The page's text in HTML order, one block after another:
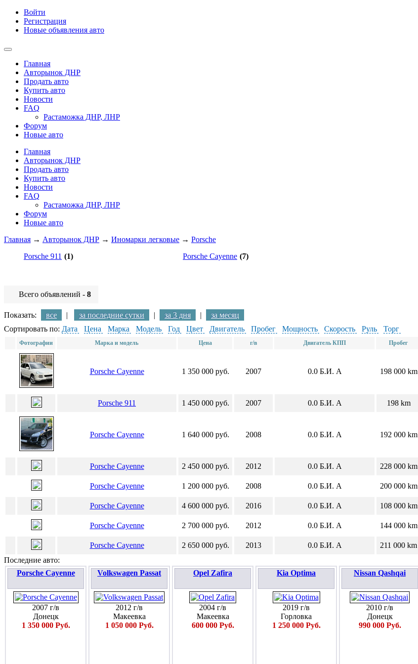
Войти
Регистрация
Новые объявления авто
Главная
Авторынок ДНР
Продать авто
Купить авто
Новости
FAQ
Растаможка ДНР, ЛНР
Форум
Новые авто
Главная
Авторынок ДНР
Продать авто
Купить авто
Новости
FAQ
Растаможка ДНР, ЛНР
Форум
Новые авто
Главная → Авторынок ДНР → Иномарки легковые → Porsche
Porsche 911 (1) Porsche Cayenne (7)
Всего объявлений - 8
Показать: все | за последние сутки | за 3 дня | за месяц
Сортировать по: Дата Цена Марка Модель Год Цвет Двигатель Пробег Мощность Скорость Руль Торг
Фотографии Марка и модель Цена г/в Двигатель КПП Пробег
Porsche Cayenne 1 350 000 руб. 2007 0.0 Б.И. А 198 000 km
Porsche 911 1 450 000 руб. 2007 0.0 Б.И. А 198 km
Porsche Cayenne 1 640 000 руб. 2008 0.0 Б.И. А 192 000 km
Porsche Cayenne 2 450 000 руб. 2012 0.0 Б.И. А 228 000 km
Porsche Cayenne 1 200 000 руб. 2008 0.0 Б.И. А 200 000 km
Porsche Cayenne 4 600 000 руб. 2016 0.0 Б.И. А 108 000 km
Porsche Cayenne 2 700 000 руб. 2012 0.0 Б.И. А 144 000 km
Porsche Cayenne 2 650 000 руб. 2013 0.0 Б.И. А 211 000 km
Последние авто:
Porsche Cayenne
2007 г/в
Донецк
1 350 000 Руб.
Volkswagen Passat
2012 г/в
Макеевка
1 050 000 Руб.
Opel Zafira
2004 г/в
Макеевка
600 000 Руб.
Kia Optima
2019 г/в
Горловка
1 250 000 Руб.
Nissan Qashqai
2010 г/в
Донецк
990 000 Руб.